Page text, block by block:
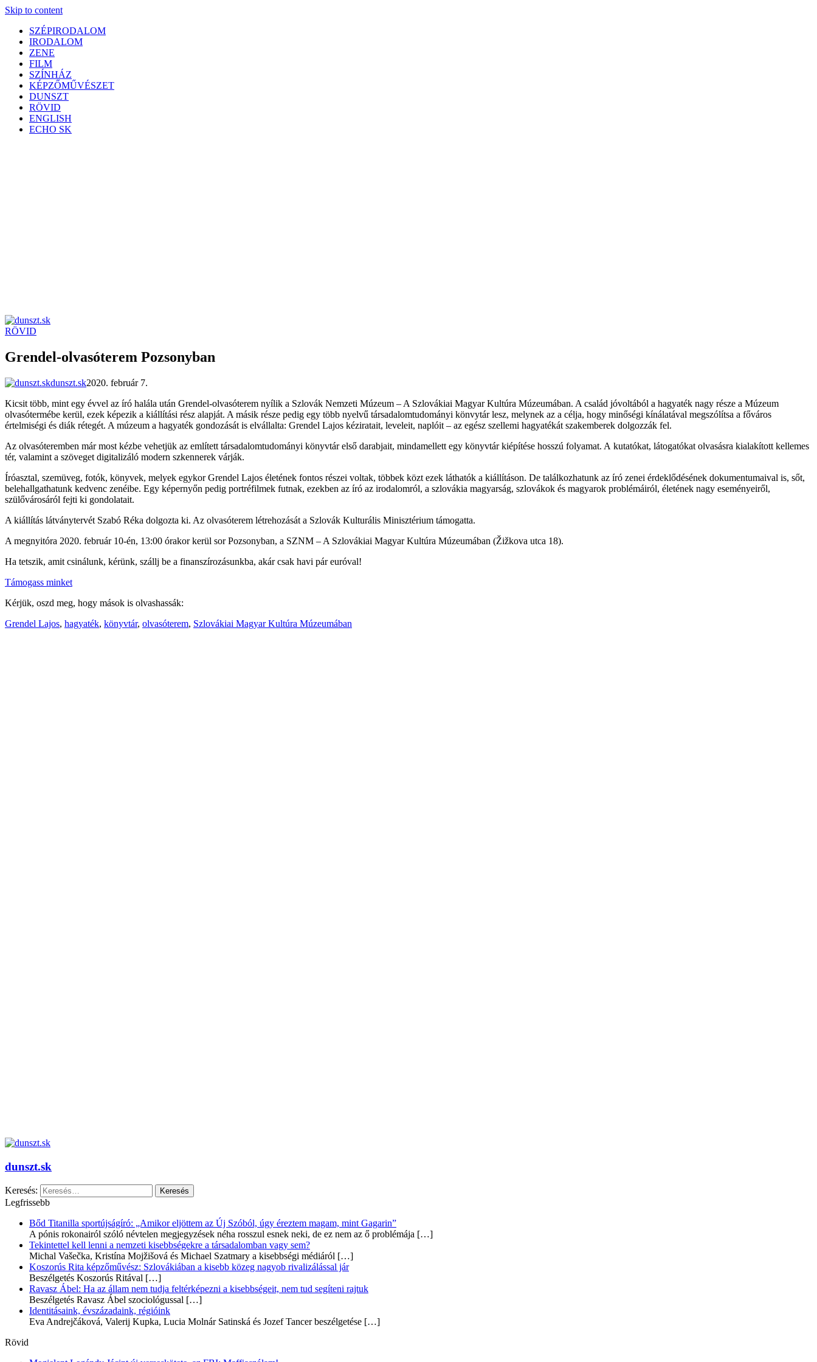
Skip to content
SZÉPIRODALOM
IRODALOM
ZENE
FILM
SZÍNHÁZ
KÉPZŐMŰVÉSZET
DUNSZT
RÖVID
ENGLISH
ECHO SK
RÖVID
Grendel-olvasóterem Pozsonyban
dunszt.sk2020. február 7.
Kicsit több, mint egy évvel az író halála után Grendel-olvasóterem nyílik a Szlovák Nemzeti Múzeum – A Szlovákiai Magyar Kultúra Múzeumában. A család jóvoltából a hagyaték nagy része a Múzeum
olvasótermébe kerül, ezek képezik a kiállítási rész alapját. A másik része pedig egy több nyelvű társadalomtudományi könvytár lesz, melynek az a célja, hogy minőségi kínálatával megszólítsa a főváros
értelmiségi és diák rétegét. A múzeum a hagyaték gondozását is elvállalta: Grendel Lajos kéziratait, leveleit, naplóit – az egész szellemi hagyatékát szakemberek dolgozzák fel.
Az olvasóteremben már most kézbe vehetjük az említett társadalomtudományi könyvtár első darabjait, mindamellett egy könyvtár kiépítése hosszú folyamat. A kutatókat, látogatókat olvasásra kialakított kellemes
tér, valamint a szöveget digitalizáló modern szkennerek várják.
Íróasztal, szemüveg, fotók, könyvek, melyek egykor Grendel Lajos életének fontos részei voltak, többek közt ezek láthatók a kiállításon. De találkozhatunk az író zenei érdeklődésének dokumentumaival is, sőt,
belehallgathatunk kedvenc zenéibe. Egy képernyőn pedig portréfilmek futnak, ezekben az író az irodalomról, a szlovákia magyarság, szlovákok és magyarok problémáiról, életének nagy eseményeiről,
szülővárosáról fejti ki gondolatait.
A kiállítás látványtervét Szabó Réka dolgozta ki. Az olvasóterem létrehozását a Szlovák Kulturális Minisztérium támogatta.
A megnyitóra 2020. február 10-én, 13:00 órakor kerül sor Pozsonyban, a SZNM – A Szlovákiai Magyar Kultúra Múzeumában (Žižkova utca 18).
Ha tetszik, amit csinálunk, kérünk, szállj be a finanszírozásunkba, akár csak havi pár euróval!
Támogass minket
Kérjük, oszd meg, hogy mások is olvashassák:
Grendel Lajos, hagyaték, könyvtár, olvasóterem, Szlovákiai Magyar Kultúra Múzeumában
dunszt.sk
Keresés:
Legfrissebb
Bőd Titanilla sportújságíró: „Amikor eljöttem az Új Szóból, úgy éreztem magam, mint Gagarin”
A pónis rokonairól szóló névtelen megjegyzések néha rosszul esnek neki, de ez nem az ő problémája […]
Tekintettel kell lenni a nemzeti kisebbségekre a társadalomban vagy sem?
Michal Vašečka, Kristína Mojžišová és Michael Szatmary a kisebbségi médiáról […]
Koszorús Rita képzőművész: Szlovákiában a kisebb közeg nagyob rivalizálással jár
Beszélgetés Koszorús Ritával […]
Ravasz Ábel: Ha az állam nem tudja feltérképezni a kisebbségeit, nem tud segíteni rajtuk
Beszélgetés Ravasz Ábel szociológussal […]
Identitásaink, évszázadaink, régióink
Eva Andrejčáková, Valerij Kupka, Lucia Molnár Satinská és Jozef Tancer beszélgetése […]
Rövid